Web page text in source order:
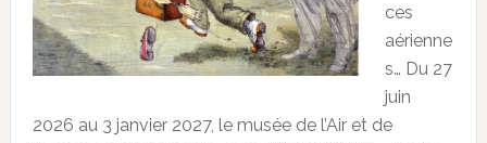
ces
aérienne
s… Du 27
juin
2026 au 3 janvier 2027, le musée de l’Air et de